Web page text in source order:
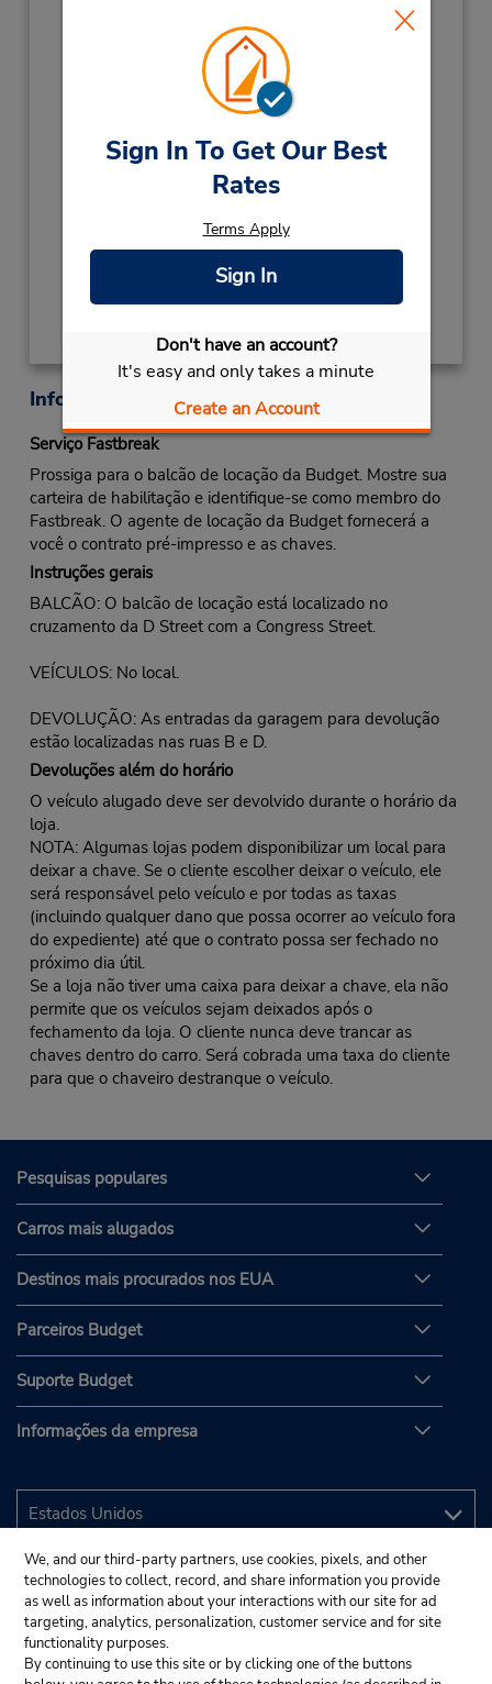
Sign In To Get Our Best
Rates
Terms Apply
Sign In
Don't have an account?
It's easy and only takes a minute
Create an Account
Novembro 26 closed
Dezembro 25 closed
NEW YEARS EVE
Dezembro 31 08:00AM
2027
NEW YEARS DAYJaneiro 1 closed
Local de entrega das chaves
Obter instruções de caminho
Informações sobre a loja
Serviço Fastbreak
Prossiga para o balcão de locação da Budget. Mostre sua
carteira de habilitação e identifique-se como membro do
Fastbreak. O agente de locação da Budget fornecerá a
você o contrato pré-impresso e as chaves.
Instruções gerais
BALCÃO: O balcão de locação está localizado no
cruzamento da D Street com a Congress Street.
VEÍCULOS: No local.
DEVOLUÇÃO: As entradas da garagem para devolução
estão localizadas nas ruas B e D.
Devoluções além do horário
O veículo alugado deve ser devolvido durante o horário da
loja.
NOTA: Algumas lojas podem disponibilizar um local para
deixar a chave. Se o cliente escolher deixar o veículo, ele
será responsável pelo veículo e por todas as taxas
(incluindo qualquer dano que possa ocorrer ao veículo fora
do expediente) até que o contrato possa ser fechado no
próximo dia útil.
Se a loja não tiver uma caixa para deixar a chave, ela não
permite que os veículos sejam deixados após o
fechamento da loja. O cliente nunca deve trancar as
chaves dentro do carro. Será cobrada uma taxa do cliente
para que o chaveiro destranque o veículo.
Pesquisas populares
Carros mais alugados
Destinos mais procurados nos EUA
Parceiros Budget
Suporte Budget
Informações da empresa
We, and our third-party partners, use cookies, pixels, and other
technologies to collect, record, and share information you provide
as well as information about your interactions with our site for ad
targeting, analytics, personalization, customer service and for site
functionality purposes.
By continuing to use this site or by clicking one of the buttons